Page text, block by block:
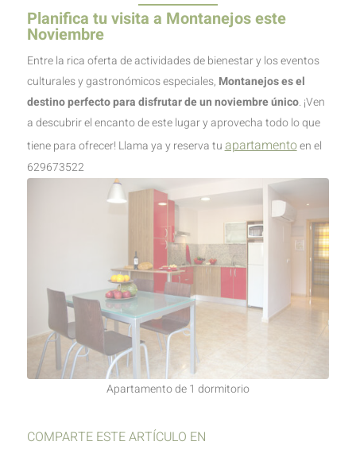
Planifica tu visita a Montanejos este
Noviembre
Entre la rica oferta de actividades de bienestar y los eventos
culturales y gastronómicos especiales, Montanejos es el
destino perfecto para disfrutar de un noviembre único. ¡Ven
a descubrir el encanto de este lugar y aprovecha todo lo que
tiene para ofrecer! Llama ya y reserva tuapartamentoen el
629673522
Apartamento de 1 dormitorio
COMPARTE ESTE ARTÍCULO EN